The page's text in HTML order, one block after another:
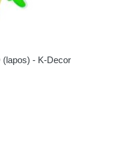
- K-Decor